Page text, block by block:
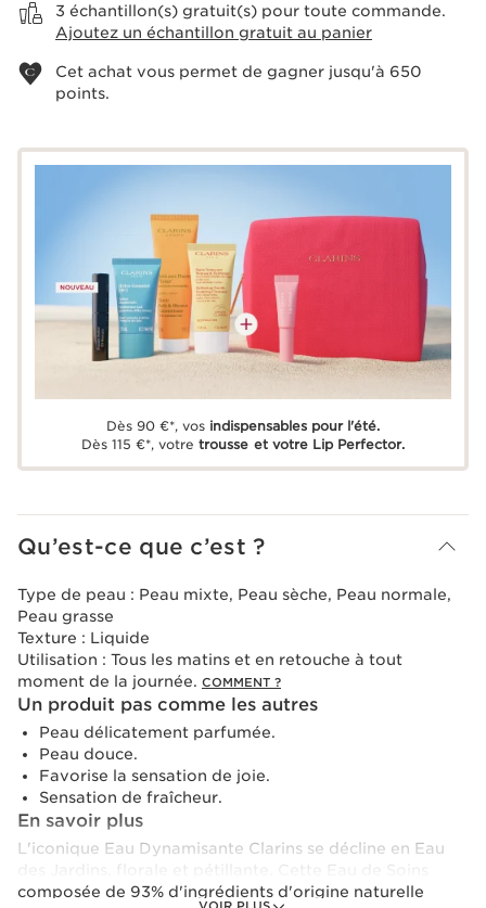
3 échantillon(s) gratuit(s) pour toute commande.
Ajoutez un échantillon gratuit au panier
Cet achat vous permet de gagner jusqu'à 650
points.
Dès 90 €*, vos indispensables pour l'été.
Dès 115 €*, votre trousse et votre Lip Perfector.
Qu’est-ce que c’est ?
Type de peau : Peau mixte, Peau sèche, Peau normale,
Peau grasse
Texture : Liquide
Utilisation : Tous les matins et en retouche à tout
moment de la journée. COMMENT ?
Un produit pas comme les autres
Peau délicatement parfumée.
Peau douce.
Favorise la sensation de joie.
Sensation de fraîcheur.
En savoir plus
L'iconique Eau Dynamisante Clarins se décline en Eau
des Jardins, florale et pétillante. Cette Eau de Soins
composée de 93% d'ingrédients d'origine naturelle